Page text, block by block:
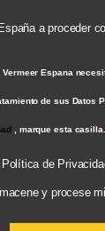
a proceder
Espana
de sus Datos
, marque esta casilla.
de
y procese